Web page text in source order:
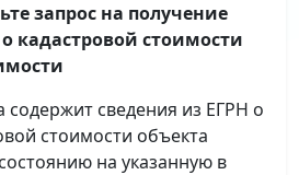
запрос на получение
кадастровой стоимости
содержит сведения из ЕГРН о
стоимости объекта
на указанную в